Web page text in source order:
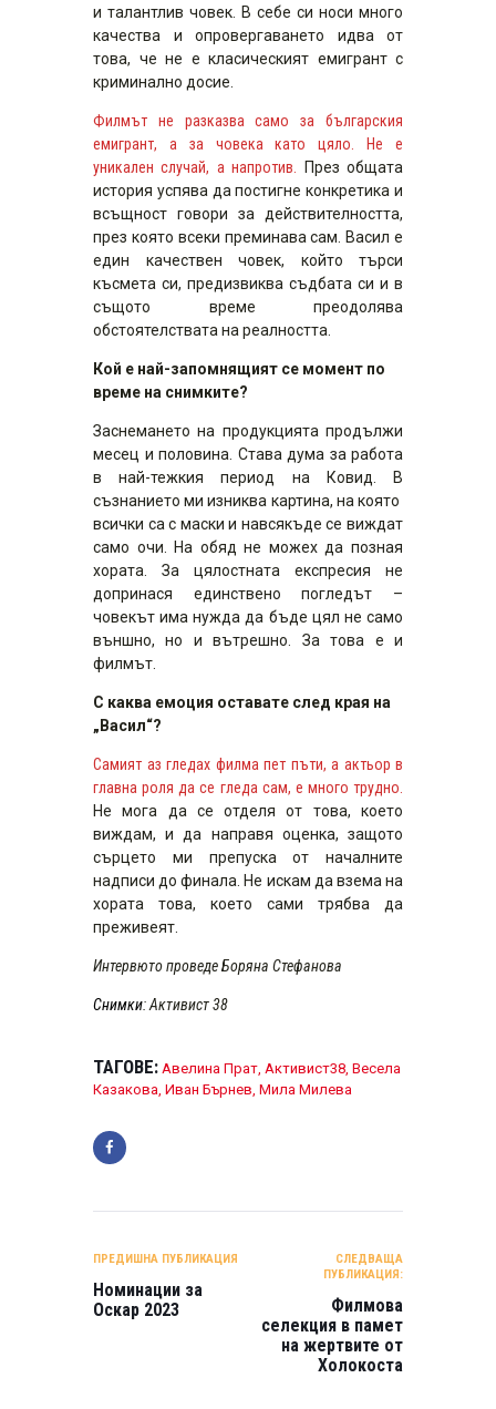
и талантлив човек. В себе си носи много
качества и опровергаването идва от
това, че не е класическият емигрант с
криминално досие.
Филмът не разказва само за българския
емигрант, а за човека като цяло. Не е
уникален случай, а напротив.
През общата
история успява да постигне конкретика и
всъщност говори за действителността,
през която всеки преминава сам. Васил е
един качествен човек, който търси
късмета си, предизвиква съдбата си и в
същото време преодолява
обстоятелствата на реалността.
Кой е най-запомнящият се момент по
време на снимките?
Заснемането на продукцията продължи
месец и половина. Става дума за работа
в най-тежкия период на Ковид. В
съзнанието ми изниква картина, на която
всички са с маски и навсякъде се виждат
само очи. На обяд не можех да позная
хората. За цялостната експресия не
допринася единствено погледът –
човекът има нужда да бъде цял не само
външно, но и вътрешно. За това е и
филмът.
С каква емоция оставате след края на
„Васил“?
Самият аз гледах филма пет пъти, а актьор в
главна роля да се гледа сам, е много трудно.
Не мога да се отделя от това, което
виждам, и да направя оценка, защото
сърцето ми препуска от началните
надписи до финала. Не искам да взема на
хората това, което сами трябва да
преживеят.
Интервюто проведе Боряна Стефанова
Снимки: Активист 38
ТАГОВЕ: Авелина Прат, Активист38, Весела
Казакова, Иван Бърнев, Мила Милева
ПРЕДИШНА ПУБЛИКАЦИЯ
Номинации за
Оскар 2023
СЛЕДВАЩА
ПУБЛИКАЦИЯ:
Филмова
селекция в памет
на жертвите от
Холокоста